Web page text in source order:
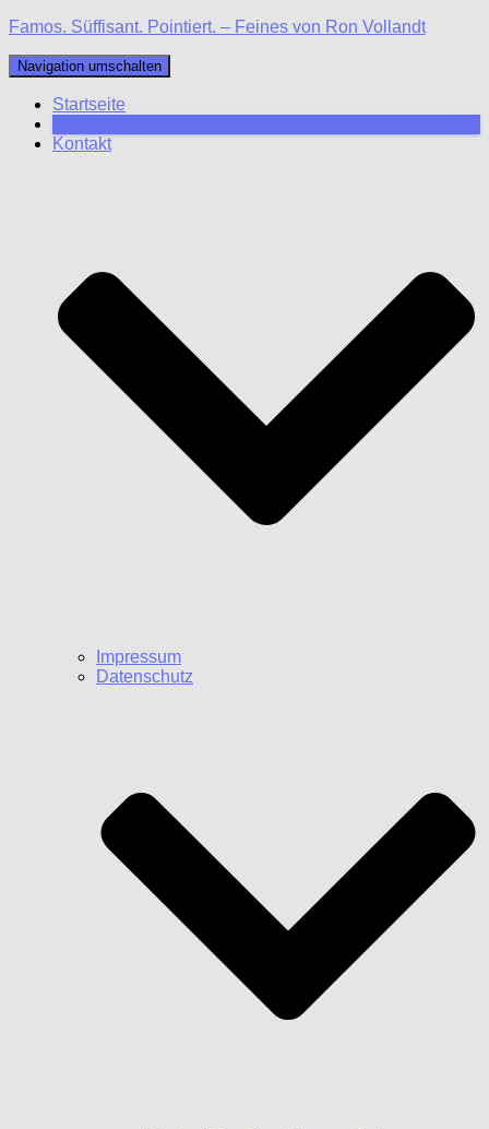
Famos. Süffisant. Pointiert. – Feines von Ron Vollandt
Navigation umschalten
Startseite
Kontakt
Impressum
Datenschutz